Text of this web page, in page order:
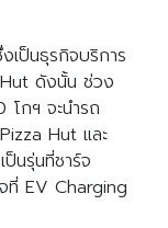
เป็นธุรกิจบริการ
Hut ดังนั้น ช่วง
กฯ จะนำรถ
Hut และ
นรุ่นที่ชาร์จ
ที่ EV Charging